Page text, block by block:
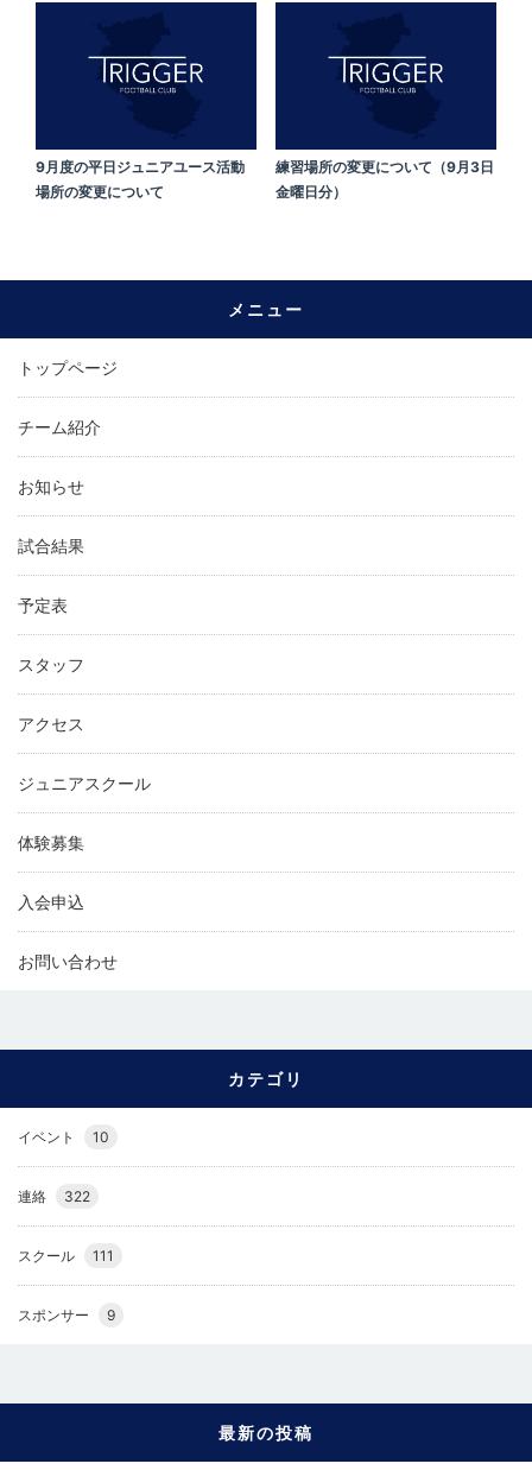
9月度の平日ジュニアユース活動
場所の変更について
練習場所の変更について（9月3日
金曜日分）
メニュー
トップページ
チーム紹介
お知らせ
試合結果
予定表
スタッフ
アクセス
ジュニアスクール
体験募集
入会申込
お問い合わせ
カテゴリ
イベント 10
連絡 322
スクール 111
スポンサー 9
最新の投稿